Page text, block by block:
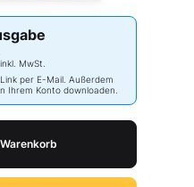
inkl. MwSt.
per E-Mail. Außerdem
Ihrem Konto downloaden.